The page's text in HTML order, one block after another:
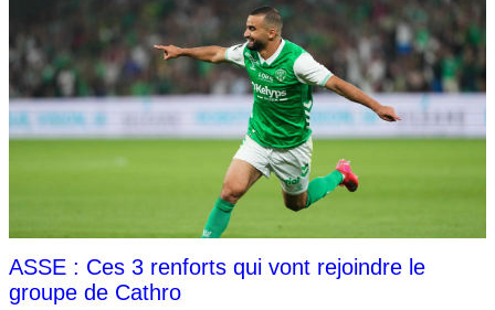
ASSE : Ces 3 renforts qui vont rejoindre le
groupe de Cathro